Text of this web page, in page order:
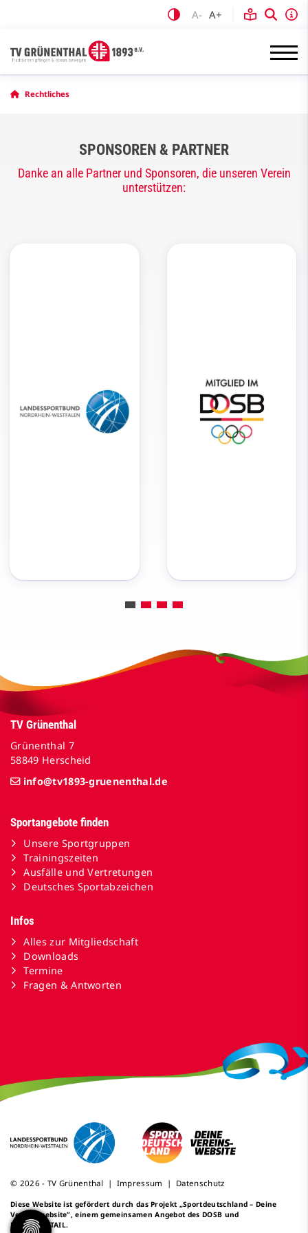
A- A+
Rechtliches
SPONSOREN & PARTNER
Danke an alle Partner und Sponsoren, die unseren Verein
unterstützen:
TV Grünenthal
Grünenthal 7
58849 Herscheid
info@tv1893-gruenenthal.de
Sportangebote finden
Unsere Sportgruppen
Trainingszeiten
Ausfälle und Vertretungen
Deutsches Sportabzeichen
Infos
Alles zur Mitgliedschaft
Downloads
Termine
Fragen & Antworten
© 2026 - TV Grünenthal | Impressum | Datenschutz
Diese Website ist gefördert durch das Projekt „Sportdeutschland – Deine
Vereinswebsite”, einem gemeinsamen Angebot des DOSB und
NETZCOCKTAIL.